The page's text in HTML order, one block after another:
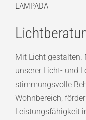
LAMPADA
Mit Licht gestalten.
unserer Licht- und
stimmungsvolle
Wohnbereich,
Leistungsfähigkeit